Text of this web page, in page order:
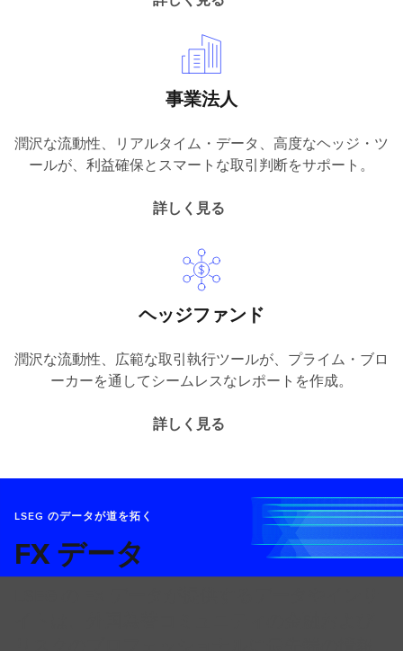
事業法人
潤沢な流動性、リアルタイム・データ、高度なヘッジ・ツ
ールが、利益確保とスマートな取引判断をサポート。
詳しく見る
ヘッジファンド
潤沢な流動性、広範な取引執行ツールが、プライム・ブロ
ーカーを通してシームレスなレポートを作成。
詳しく見る
LSEG のデータが道を拓く
FX データ